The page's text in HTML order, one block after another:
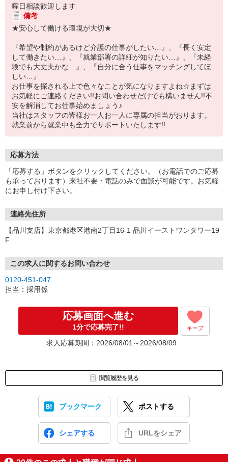
曜日相談歓迎します
備考
★安心して働ける環境が大切★
『希望や制約があるけど介護の仕事がしたい…』、『長く安定
して働きたい…』、『就業部署の詳細が知りたい…』、『未経
験でも大丈夫かな…』、『自分に合う仕事をマッチングしてほ
しい…』
お仕事を探される上で色々なことが気になりますよね☆まずは
お気軽にご連絡ください!!お問い合わせだけでも構いません!!不
安を解消してお仕事始めましょう♪
当社はスタッフの皆様お一人お一人に専属の担当がおります。
就業前から就業中も全力でサポートいたします!!
応募方法
「応募する」ボタンをクリックしてください。（お電話でのご応募
も承っております）来社不要・電話のみで面談が可能です。お気軽
にお申し付け下さい。
連絡先住所
【品川支店】東京都港区港南2丁目16-1 品川イーストワンタワー19
F
この求人に関するお問い合わせ
0120-451-047
担当：採用係
応募画面へ進む
1分で応募完了!! キープ
求人応募期間：2026/08/01～2026/08/09
閲覧履歴を見る
ブックマーク ポストする
シェアする URLをシェア